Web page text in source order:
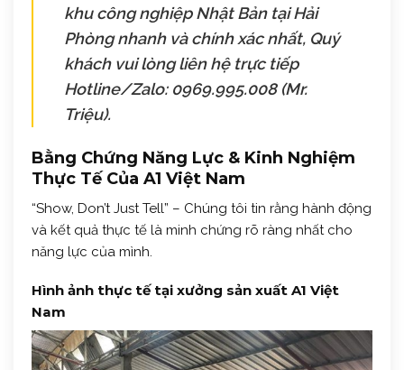
khu công nghiệp Nhật Bản tại Hải
Phòng nhanh và chính xác nhất, Quý
khách vui lòng liên hệ trực tiếp
Hotline/Zalo: 0969.995.008 (Mr.
Triệu).
Bằng Chứng Năng Lực & Kinh Nghiệm
Thực Tế Của A1 Việt Nam
“Show, Don’t Just Tell” – Chúng tôi tin rằng hành động
và kết quả thực tế là minh chứng rõ ràng nhất cho
năng lực của mình.
Hình ảnh thực tế tại xưởng sản xuất A1 Việt
Nam